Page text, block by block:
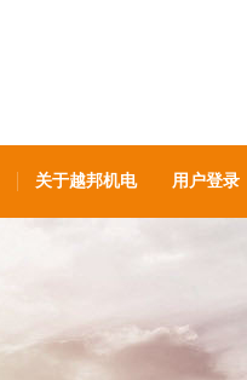
关于越邦机电 用户登录